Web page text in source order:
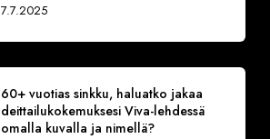
7.7.2025
60+ vuotias sinkku, haluatko jakaa
deittailukokemuksesi Viva-lehdessä
omalla kuvalla ja nimellä?